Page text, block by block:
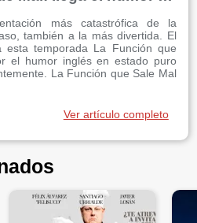
más catastrófica de la
también a la más divertida. El
esta temporada La Función que
el humor inglés en estado puro
La Función que Sale Mal
Ver artículo completo